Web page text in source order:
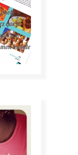
).
que je
son
monde